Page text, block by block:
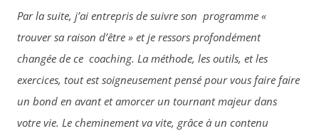
Par la suite, j’ai entrepris de suivre son programme «
trouver sa raison d’être » et je ressors profondément
changée de ce coaching. La méthode, les outils, et les
exercices, tout est soigneusement pensé pour vous faire faire
un bond en avant et amorcer un tournant majeur dans
votre vie. Le cheminement va vite, grâce à un contenu